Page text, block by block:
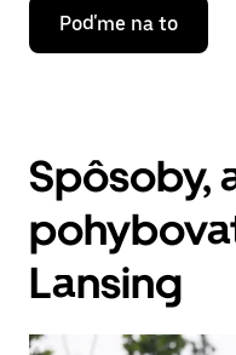
Poďme na to
Spôsoby,
Lansing